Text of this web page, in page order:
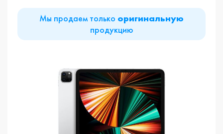
Мы продаем только оригинальную
продукцию